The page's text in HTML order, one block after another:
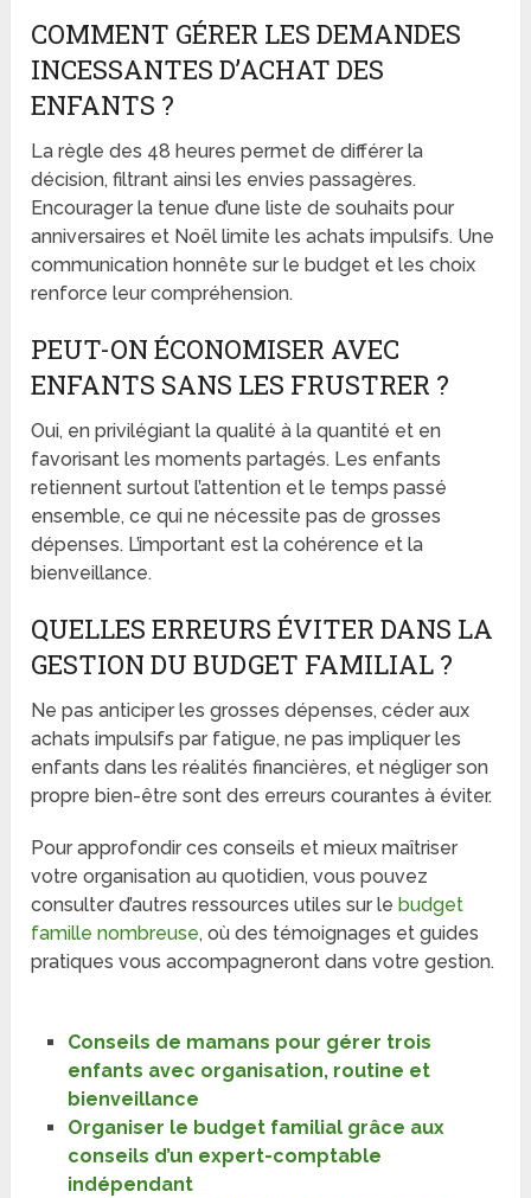
COMMENT GÉRER LES DEMANDES
INCESSANTES D’ACHAT DES
ENFANTS ?
La règle des 48 heures permet de différer la
décision, filtrant ainsi les envies passagères.
Encourager la tenue d’une liste de souhaits pour
anniversaires et Noël limite les achats impulsifs. Une
communication honnête sur le budget et les choix
renforce leur compréhension.
PEUT-ON ÉCONOMISER AVEC
ENFANTS SANS LES FRUSTRER ?
Oui, en privilégiant la qualité à la quantité et en
favorisant les moments partagés. Les enfants
retiennent surtout l’attention et le temps passé
ensemble, ce qui ne nécessite pas de grosses
dépenses. L’important est la cohérence et la
bienveillance.
QUELLES ERREURS ÉVITER DANS LA
GESTION DU BUDGET FAMILIAL ?
Ne pas anticiper les grosses dépenses, céder aux
achats impulsifs par fatigue, ne pas impliquer les
enfants dans les réalités financières, et négliger son
propre bien-être sont des erreurs courantes à éviter.
Pour approfondir ces conseils et mieux maîtriser
votre organisation au quotidien, vous pouvez
consulter d’autres ressources utiles sur le budget
famille nombreuse, où des témoignages et guides
pratiques vous accompagneront dans votre gestion.
Conseils de mamans pour gérer trois
enfants avec organisation, routine et
bienveillance
Organiser le budget familial grâce aux
conseils d’un expert-comptable
indépendant